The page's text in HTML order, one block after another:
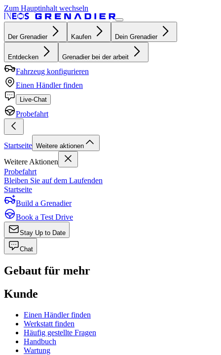
Zum Hauptinhalt wechseln
Der Grenadier Kaufen Dein Grenadier
Entdecken Grenadier bei der arbeit
Fahrzeug konfigurieren
Einen Händler finden
Live-Chat
Probefahrt
Startseite Weitere aktionen
Weitere Aktionen
Probefahrt
Bleiben Sie auf dem Laufenden
Startseite
Build a Grenadier
Book a Test Drive
Stay Up to Date
Chat
Gebaut für mehr
Kunde
Einen Händler finden
Werkstatt finden
Häufig gestellte Fragen
Handbuch
Wartung